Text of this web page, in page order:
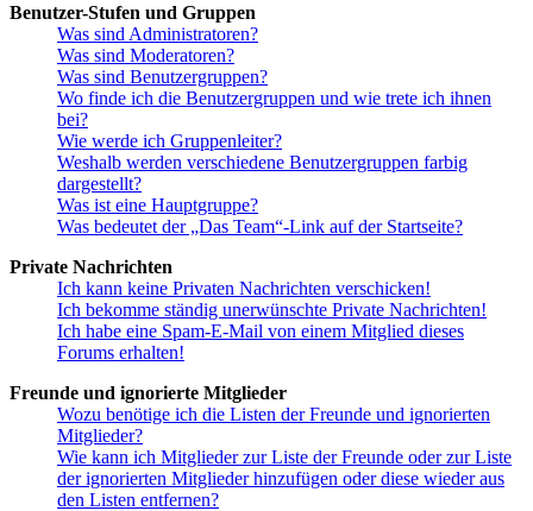
Benutzer-Stufen und Gruppen
Was sind Administratoren?
Was sind Moderatoren?
Was sind Benutzergruppen?
Wo finde ich die Benutzergruppen und wie trete ich ihnen
bei?
Wie werde ich Gruppenleiter?
Weshalb werden verschiedene Benutzergruppen farbig
dargestellt?
Was ist eine Hauptgruppe?
Was bedeutet der „Das Team“-Link auf der Startseite?
Private Nachrichten
Ich kann keine Privaten Nachrichten verschicken!
Ich bekomme ständig unerwünschte Private Nachrichten!
Ich habe eine Spam-E-Mail von einem Mitglied dieses
Forums erhalten!
Freunde und ignorierte Mitglieder
Wozu benötige ich die Listen der Freunde und ignorierten
Mitglieder?
Wie kann ich Mitglieder zur Liste der Freunde oder zur Liste
der ignorierten Mitglieder hinzufügen oder diese wieder aus
den Listen entfernen?